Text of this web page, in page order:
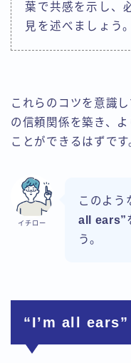
葉で共感を示し、
見を述べましょう。
これらのコツを意識
の信頼関係を築き、
ことができるはずです
イチロー
このよう
all ears”
う。
“I’m all ears”